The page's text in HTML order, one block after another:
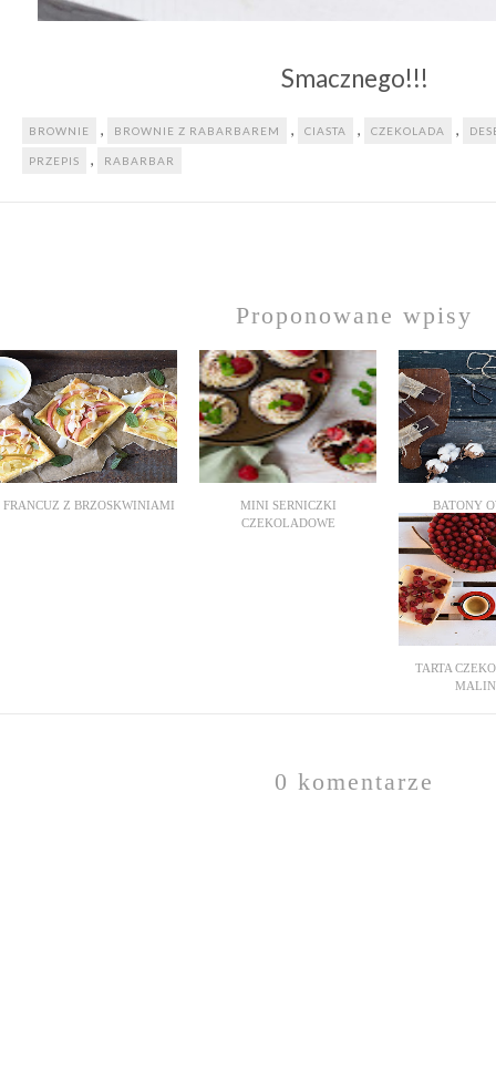
Smacznego!!!
BROWNIE , BROWNIE Z RABARBAREM , CIASTA , CZEKOLADA ,
PRZEPIS , RABARBAR
Proponowane wpisy
FRANCUZ Z BRZOSKWINIAMI
MINI SERNICZKI
CZEKOLADOWE
BATONY
TARTA
0 komentarze